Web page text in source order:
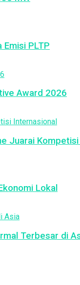
PLTP
Award 2026
Juarai
Lokal
Terbesar di